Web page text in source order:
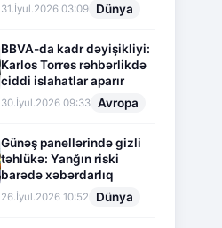
31.İyul.2026 03:09 Dünya
BBVA-da kadr dəyişikliyi:
Karlos Torres rəhbərlikdə
ciddi islahatlar aparır
30.İyul.2026 09:33 Avropa
Günəş panellərində gizli
təhlükə: Yanğın riski
barədə xəbərdarlıq
26.İyul.2026 10:52 Dünya